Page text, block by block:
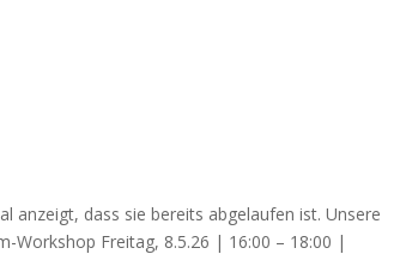
anzeigt, dass sie bereits abgelaufen ist. Unsere
Workshop Freitag, 8.5.26 | 16:00 – 18:00 |